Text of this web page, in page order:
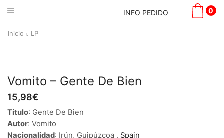
INFO PEDIDO 0
Inicio LP
Vomito – Gente De Bien
15,98€
Título: Gente De Bien
Autor: Vomito
Nacionalidad: Irún, Guipúzcoa . Spain